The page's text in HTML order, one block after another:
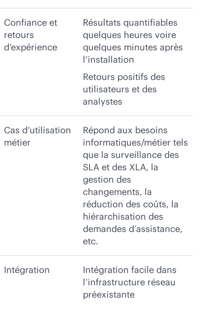
Confiance et
retours
d’expérience
Résultats quantifiables
quelques heures voire
quelques minutes après
l’installation
Retours positifs des
utilisateurs et des
analystes
Cas d’utilisation
métier
Répond aux besoins
informatiques/métier tels
que la surveillance des
SLA et des XLA, la
gestion des
changements, la
réduction des coûts, la
hiérarchisation des
demandes d’assistance,
etc.
Intégration
Intégration facile dans
l’infrastructure réseau
préexistante